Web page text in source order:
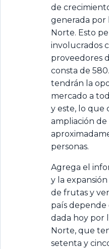
de
generada por
Norte. Esto
involucrados
proveedores
consta de
tendrán la
mercado a
y este, lo que
ampliación
personas.
Agrega el
y la
de frutas y
país
dada hoy por
Norte, que
setenta y